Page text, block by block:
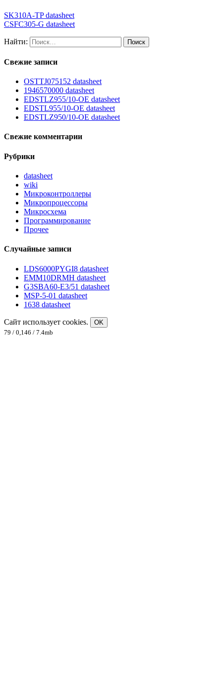
SK310A-TP datasheet
CSFC305-G datasheet
Найти:
Свежие записи
OSTTJ075152 datasheet
1946570000 datasheet
EDSTLZ955/10-OE datasheet
EDSTL955/10-OE datasheet
EDSTLZ950/10-OE datasheet
Свежие комментарии
Рубрики
datasheet
wiki
Микроконтроллеры
Микропроцессоры
Микросхема
Программирование
Прочее
Случайные записи
LDS6000PYGI8 datasheet
EMM10DRMH datasheet
G3SBA60-E3/51 datasheet
MSP-5-01 datasheet
1638 datasheet
Сайт использует cookies.
OK
79 / 0,146 / 7.4mb